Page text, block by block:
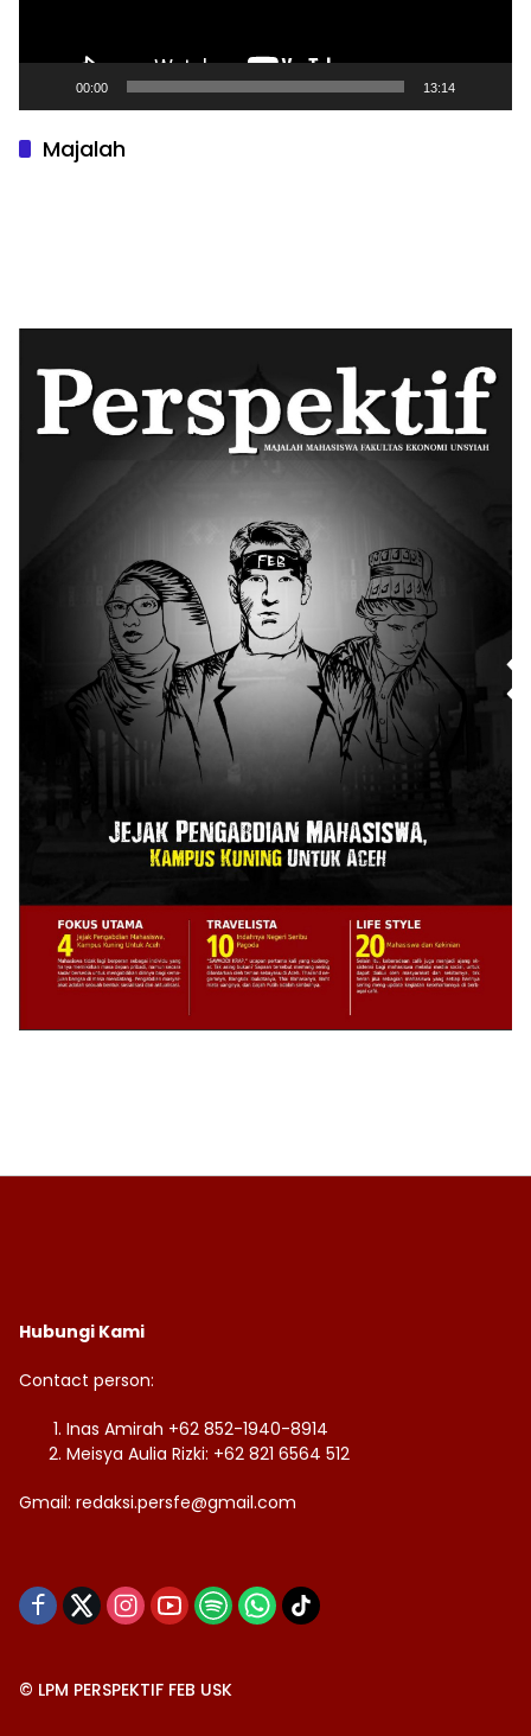
00:00 13:14
Majalah
Hubungi Kami
Contact person:
Inas Amirah +62 852-1940-8914
Meisya Aulia Rizki: +62 821 6564 512
Gmail: redaksi.persfe@gmail.com
© LPM PERSPEKTIF FEB USK